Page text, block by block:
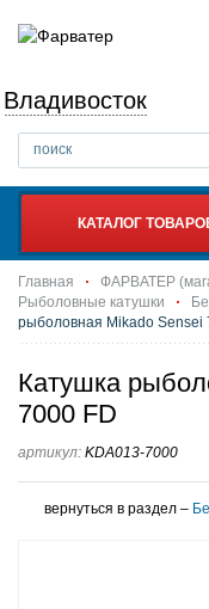
Владивосток
КАТАЛОГ
Главная ФАРВАТЕР
Рыболовные катушки
рыболовная Mikado Sensei
Катушка
7000 FD
артикул: KDA013-7000
вернуться в раздел –